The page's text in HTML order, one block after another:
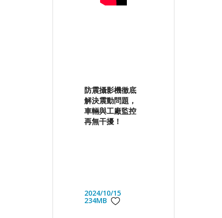
防震攝影機徹底
解決震動問題，
車輛與工廠監控
再無干擾！
2024/10/15
234MB